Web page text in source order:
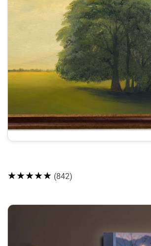
★★★★★ (842)